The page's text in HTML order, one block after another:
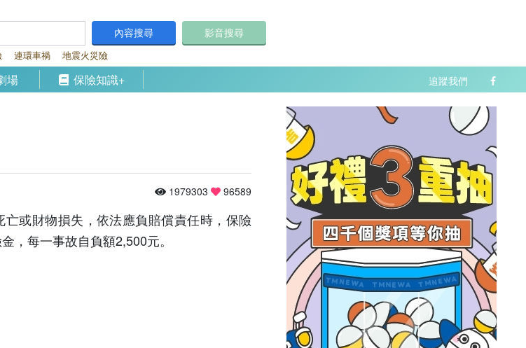
內容搜尋 影音搜尋
連環車禍 地震火災險
追蹤我們
場 保險知識+
1979303 96589
或財物損失，依法應負賠償責任時，保險
，每一事故自負額2,500元。